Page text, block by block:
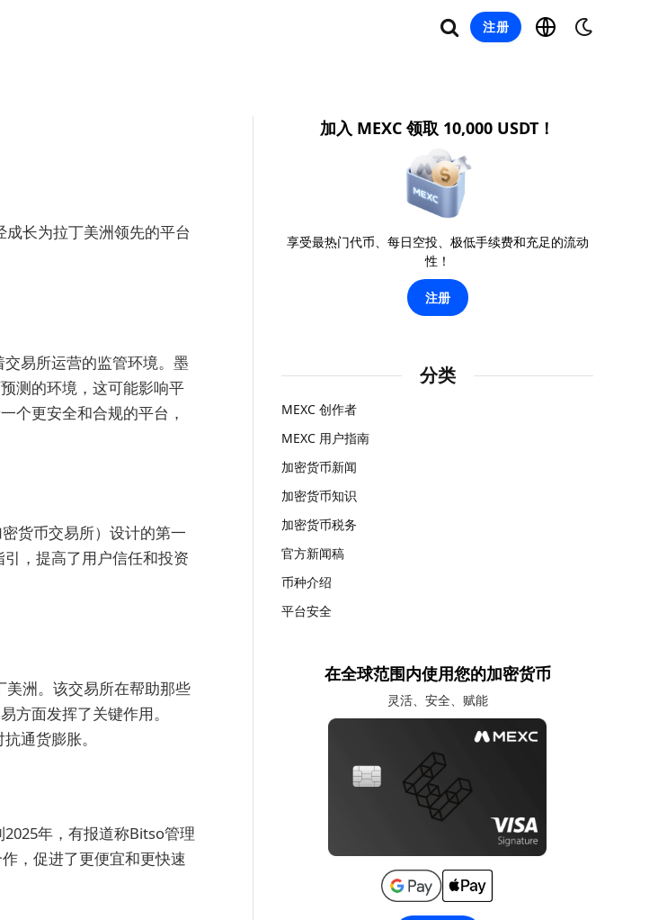
注册
长为拉丁美洲领先的平台
易所运营的监管环境。墨
测的环境，这可能影响平
个更安全和合规的平台，
货币交易所）设计的第一
，提高了用户信任和投资
洲。该交易所在帮助那些
方面发挥了关键作用。
通货膨胀。
年，有报道称Bitso管理
，促进了更便宜和更快速
加入 MEXC 领取 10,000 USDT！
享受最热门代币、每日空投、极低手续费和充足的流动
性！
注册
分类
MEXC 创作者
MEXC 用户指南
加密货币新闻
加密货币知识
加密货币税务
官方新闻稿
币种介绍
平台安全
在全球范围内使用您的加密货币
灵活、安全、赋能